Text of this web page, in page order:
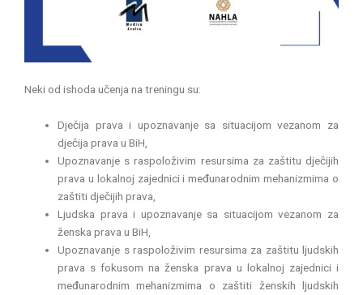
Neki od ishoda učenja na treningu su:
Dječija prava i upoznavanje sa situacijom vezanom za
dječija prava u BiH,
Upoznavanje s raspoloživim resursima za zaštitu dječijih
prava u lokalnoj zajednici i međunarodnim mehanizmima o
zaštiti dječijih prava,
Ljudska prava i upoznavanje sa situacijom vezanom za
ženska prava u BiH,
Upoznavanje s raspoloživim resursima za zaštitu ljudskih
prava s fokusom na ženska prava u lokalnoj zajednici i
međunarodnim mehanizmima o zaštiti ženskih ljudskih